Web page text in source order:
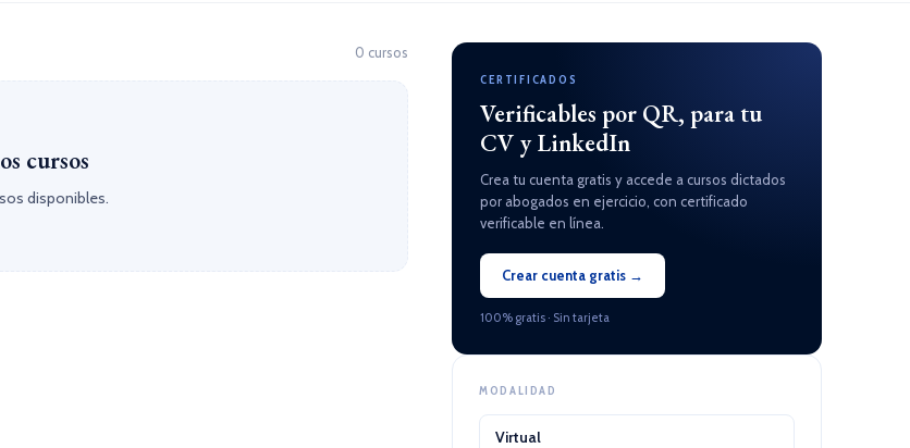
0 cursos
cursos
disponibles.
CERTIFICADOS
Verificables por QR, para tu
CV y LinkedIn
Crea tu cuenta gratis y accede a cursos dictados
por abogados en ejercicio, con certificado
verificable en línea.
Crear cuenta gratis →
100% gratis · Sin tarjeta
MODALIDAD
Virtual